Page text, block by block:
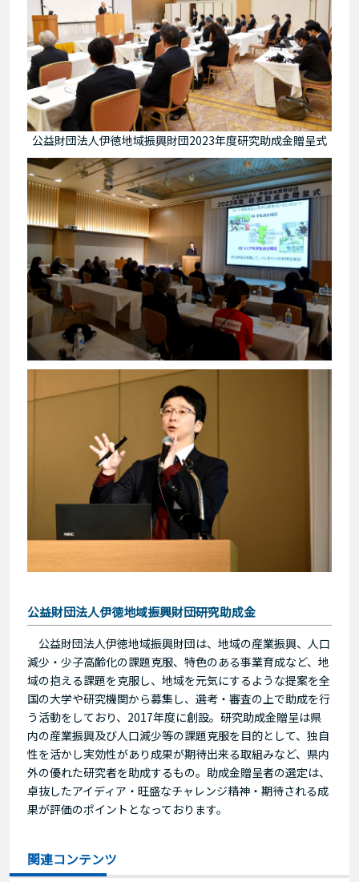
公益財団法人伊徳地域振興財団2023年度研究助成金贈呈式
公益財団法人伊徳地域振興財団研究助成金
公益財団法人伊徳地域振興財団は、地域の産業振興、人口
減少・少子高齢化の課題克服、特色のある事業育成など、地
域の抱える課題を克服し、地域を元気にするような提案を全
国の大学や研究機関から募集し、選考・審査の上で助成を行
う活動をしており、2017年度に創設。研究助成金贈呈は県
内の産業振興及び人口減少等の課題克服を目的として、独自
性を活かし実効性があり成果が期待出来る取組みなど、県内
外の優れた研究者を助成するもの。助成金贈呈者の選定は、
卓抜したアイディア・旺盛なチャレンジ精神・期待される成
果が評価のポイントとなっております。
関連コンテンツ